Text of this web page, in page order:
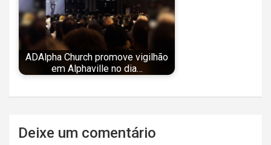
ADAlpha Church promove vigilhão
em Alphaville no dia…
Navegação
Deixe um comentário